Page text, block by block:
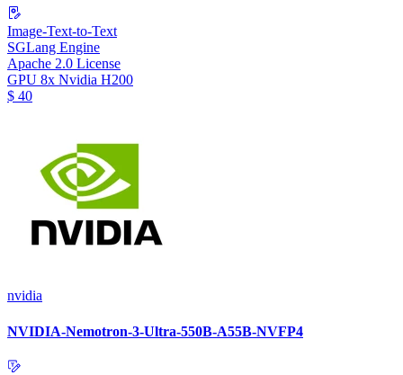
Image-Text-to-Text
SGLang Engine
Apache 2.0 License
GPU 8x Nvidia H200
$ 40
nvidia
NVIDIA-Nemotron-3-Ultra-550B-A55B-NVFP4